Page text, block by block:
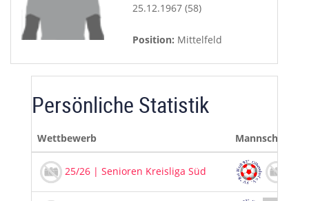
25.12.1967 (58)
Position: Mittelfeld
Persönliche Statistik
Wettbewerb Mannschaft
25/26 | Senioren Kreisliga Süd